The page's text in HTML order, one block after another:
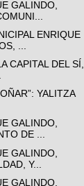
GALINDO,
ENRIQUE
...
CAPITAL DEL SÍ,
YALITZA
GALINDO,
DE ...
GALINDO,
Y...
GALINDO,